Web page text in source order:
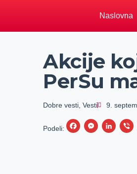
Naslovna
Akcije
PerSu
Dobre vesti ,Vesti 9.
Podeli:
F
M
L